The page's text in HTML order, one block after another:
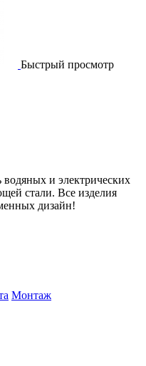
Быстрый просмотр
и электрических
стали. Все изделия
дизайн!
Монтаж